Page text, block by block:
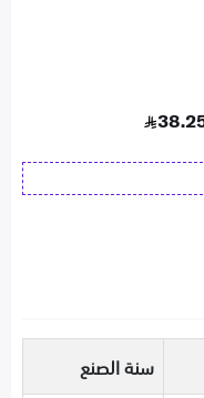
سنة الصنع